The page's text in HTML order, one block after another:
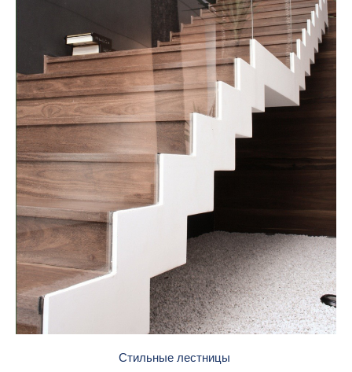
Стильные лестницы